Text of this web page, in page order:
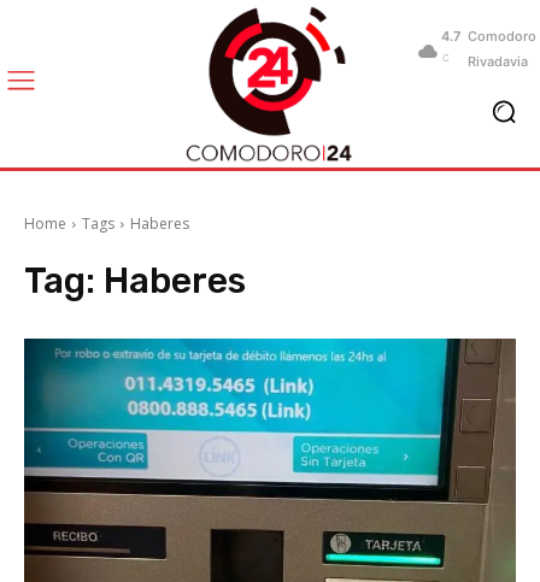
4.7
C
Comodoro
Rivadavia
Home Tags Haberes
Tag: Haberes